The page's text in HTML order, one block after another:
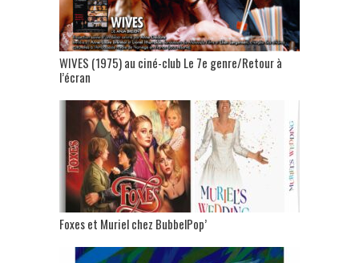
WIVES (1975) au ciné-club Le 7e genre/Retour à
l’écran
Foxes et Muriel chez BubbelPop’